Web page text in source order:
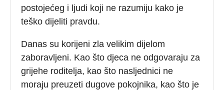
postojećeg i ljudi koji ne razumiju kako je
teško dijeliti pravdu.
Danas su korijeni zla velikim dijelom
zaboravljeni. Kao što djeca ne odgovaraju za
grijehe roditelja, kao što nasljednici ne
moraju preuzeti dugove pokojnika, kao što je